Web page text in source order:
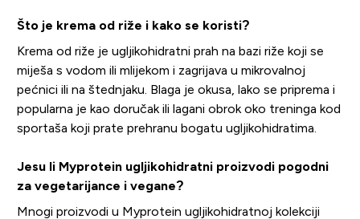
Što je krema od riže i kako se koristi?
Krema od riže je ugljikohidratni prah na bazi riže koji se
miješa s vodom ili mlijekom i zagrijava u mikrovalnoj
pećnici ili na štednjaku. Blaga je okusa, lako se priprema i
popularna je kao doručak ili lagani obrok oko treninga kod
sportaša koji prate prehranu bogatu ugljikohidratima.
Jesu li Myprotein ugljikohidratni proizvodi pogodni
za vegetarijance i vegane?
Mnogi proizvodi u Myprotein ugljikohidratnoj kolekciji